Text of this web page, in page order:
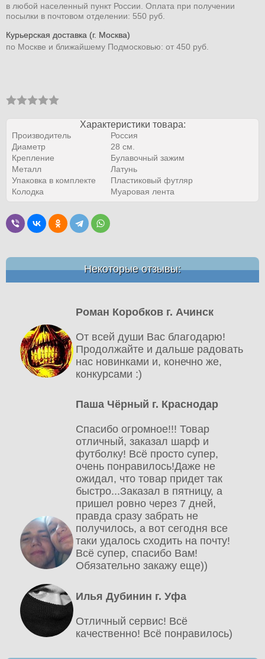
в любой населенный пункт России. Оплата при получении
посылки в почтовом отделении: 550 руб.
Курьерская доставка (г. Москва)
по Москве и ближайшему Подмосковью: от 450 руб.
Характеристики товара:
Производитель
Россия
Диаметр
28 см.
Крепление
Булавочный зажим
Металл
Латунь
Упаковка в комплекте
Пластиковый футляр
Колодка
Муаровая лента
Некоторые отзывы:
Роман Коробков г. Ачинск
От всей души Вас благодарю!
Продолжайте и дальше радовать
нас новинками и, конечно же,
конкурсами :)
Паша Чёрный г. Краснодар
Спасибо огромное!!! Товар
отличный, заказал шарф и
футболку! Всё просто супер,
очень понравилось!Даже не
ожидал, что товар придет так
быстро...Заказал в пятницу, а
пришел ровно через 7 дней,
правда сразу забрать не
получилось, а вот сегодня все
таки удалось сходить на почту!
Всё супер, спасибо Вам!
Обязательно закажу еще))
Илья Дубинин г. Уфа
Отличный сервис! Всё
качественно! Всё понравилось)